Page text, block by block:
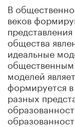
В
веков
общества
идеальные
моделей
формируется в
разных